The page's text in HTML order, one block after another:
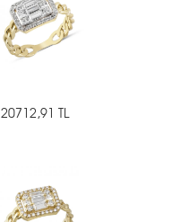
20712,91 TL